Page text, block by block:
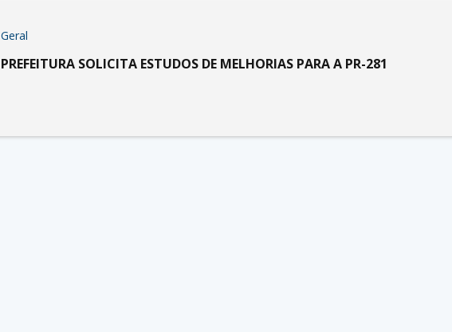
Geral
PREFEITURA SOLICITA ESTUDOS DE MELHORIAS PARA A PR-281